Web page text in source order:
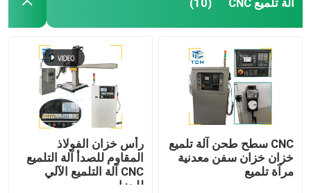
(10)
CNC سطح طحن آلة تلميع
خزان خزان سفن معدنية
مرآة تلميع
رأس خزان الفولاذ
المقاوم للصدأ آلة التلميع
CNC آلة التلميع الآلي
للحزام